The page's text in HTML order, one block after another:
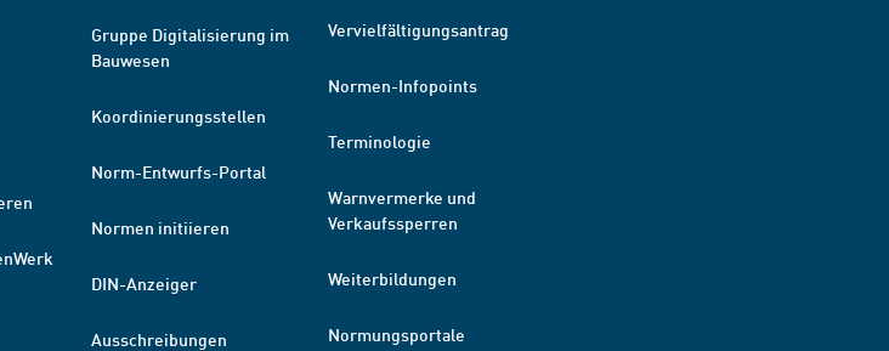
Gruppe Digitalisierung im
Bauwesen
Koordinierungsstellen
Norm-Entwurfs-Portal
Normen initiieren
DIN-Anzeiger
Ausschreibungen
Vervielfältigungsantrag
Normen-Infopoints
Terminologie
Warnvermerke und
Verkaufssperren
Weiterbildungen
Normungsportale